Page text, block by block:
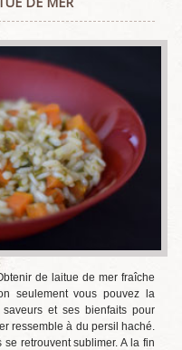
de laitue de mer fraîche
seulement vous pouvez la
et ses bienfaits pour
ressemble à du persil haché.
retrouvent sublimer. A la fin